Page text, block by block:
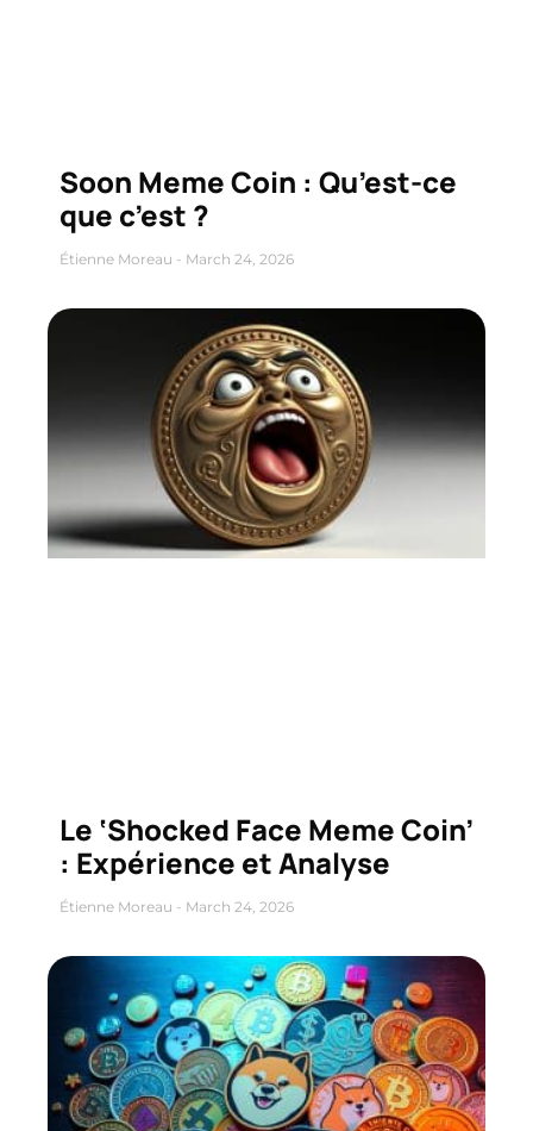
Soon Meme Coin : Qu’est-ce
que c’est ?
Étienne Moreau March 24, 2026
Le ‘Shocked Face Meme Coin’
: Expérience et Analyse
Étienne Moreau March 24, 2026